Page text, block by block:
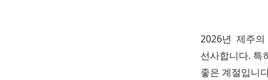
2026년 제주
선사합니다. 특
좋은 계절입니